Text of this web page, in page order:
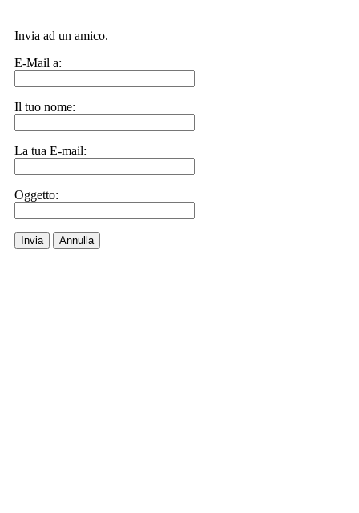
Invia ad un amico.
E-Mail a:
Il tuo nome:
La tua E-mail:
Oggetto:
Invia Annulla